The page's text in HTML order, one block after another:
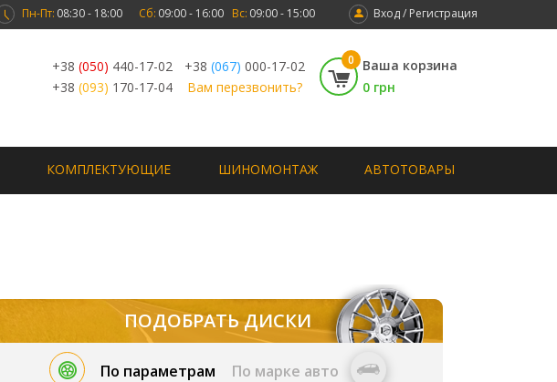
Вход / Регистрация
Пн-Пт: 08:30 - 18:00 Сб: 09:00 - 16:00 Вс: 09:00 - 15:00
+38 (050) 440-17-02 +38 (067) 000-17-02
+38 (093) 170-17-04 Вам перезвонить?
0
Ваша корзина
0 грн
КОМПЛЕКТУЮЩИЕ ШИНОМОНТАЖ АВТОТОВАРЫ
ПОДОБРАТЬ ДИСКИ
По параметрам По марке авто